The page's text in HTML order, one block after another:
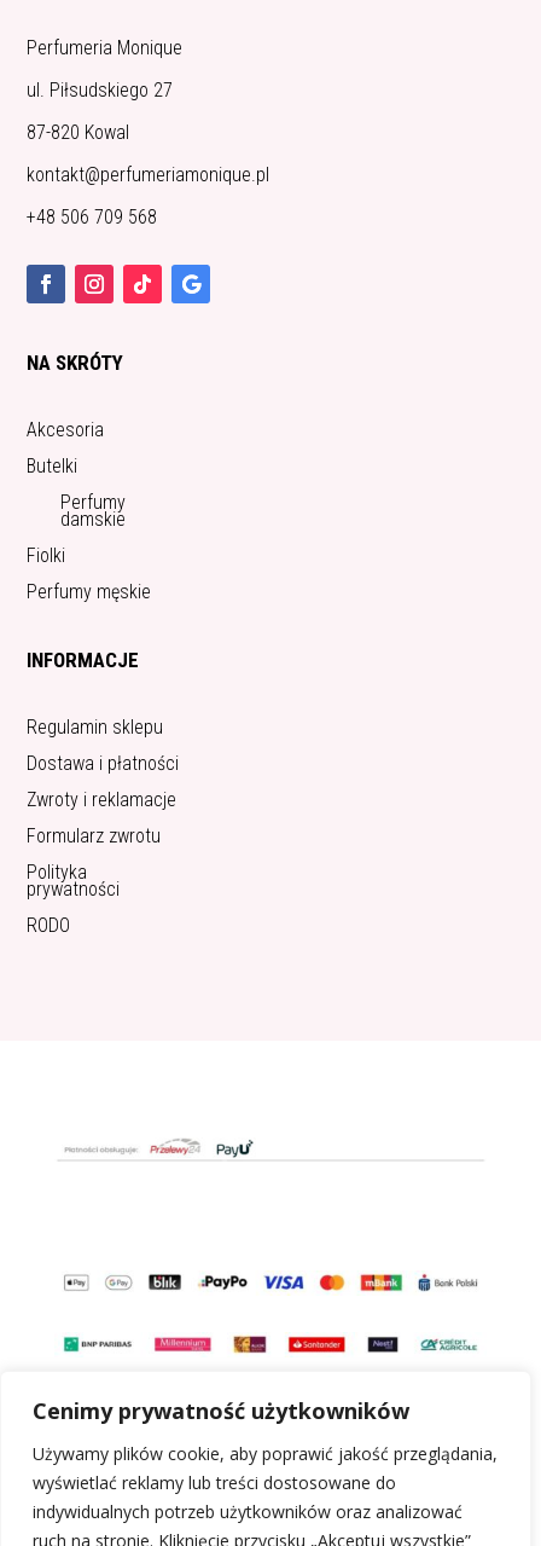
Cenimy prywatność użytkowników
Używamy plików cookie, aby poprawić jakość przeglądania,
wyświetlać reklamy lub treści dostosowane do
indywidualnych potrzeb użytkowników oraz analizować
ruch na stronie. Kliknięcie przycisku „Akceptuj wszystkie”
Perfumeria Monique
ul. Piłsudskiego 27
87-820 Kowal
kontakt@perfumeriamonique.pl
+48 506 709 568
NA SKRÓTY
Akcesoria
Butelki
Perfumy
damskie
Fiolki
Perfumy męskie
INFORMACJE
Regulamin sklepu
Dostawa i płatności
Zwroty i reklamacje
Formularz zwrotu
Polityka
prywatności
RODO